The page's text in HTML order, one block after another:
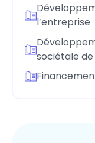
l’entreprise
sociétale